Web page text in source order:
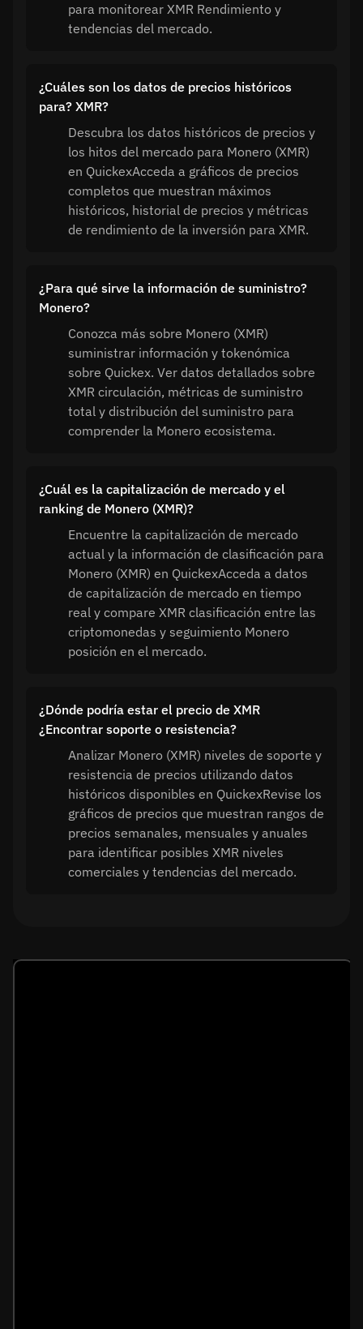
para monitorear XMR Rendimiento y
tendencias del mercado.
¿Cuáles son los datos de precios históricos
para? XMR?
Descubra los datos históricos de precios y
los hitos del mercado para Monero (XMR)
en QuickexAcceda a gráficos de precios
completos que muestran máximos
históricos, historial de precios y métricas
de rendimiento de la inversión para XMR.
¿Para qué sirve la información de suministro?
Monero?
Conozca más sobre Monero (XMR)
suministrar información y tokenómica
sobre Quickex. Ver datos detallados sobre
XMR circulación, métricas de suministro
total y distribución del suministro para
comprender la Monero ecosistema.
¿Cuál es la capitalización de mercado y el
ranking de Monero (XMR)?
Encuentre la capitalización de mercado
actual y la información de clasificación para
Monero (XMR) en QuickexAcceda a datos
de capitalización de mercado en tiempo
real y compare XMR clasificación entre las
criptomonedas y seguimiento Monero
posición en el mercado.
¿Dónde podría estar el precio de XMR
¿Encontrar soporte o resistencia?
Analizar Monero (XMR) niveles de soporte y
resistencia de precios utilizando datos
históricos disponibles en QuickexRevise los
gráficos de precios que muestran rangos de
precios semanales, mensuales y anuales
para identificar posibles XMR niveles
comerciales y tendencias del mercado.